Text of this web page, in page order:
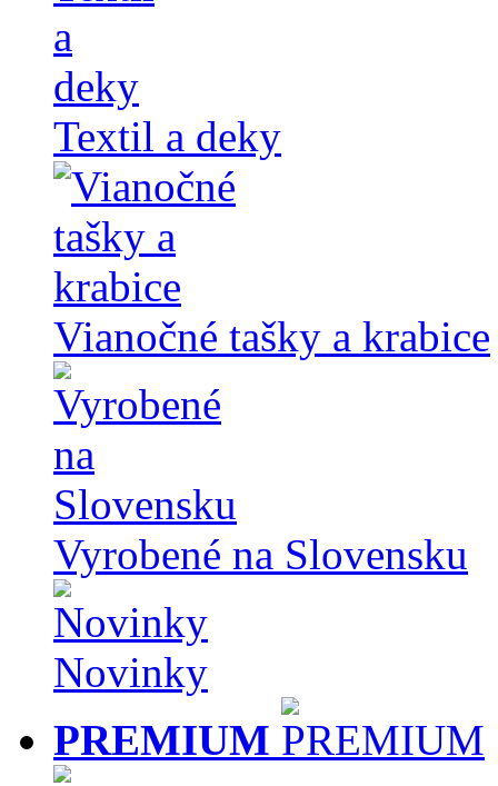
Textil a deky
Vianočné tašky a krabice
Vyrobené na Slovensku
Novinky
PREMIUM